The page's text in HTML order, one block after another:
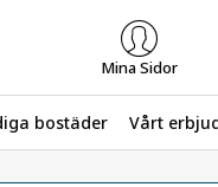
Mina Sidor
bostäder Vårt